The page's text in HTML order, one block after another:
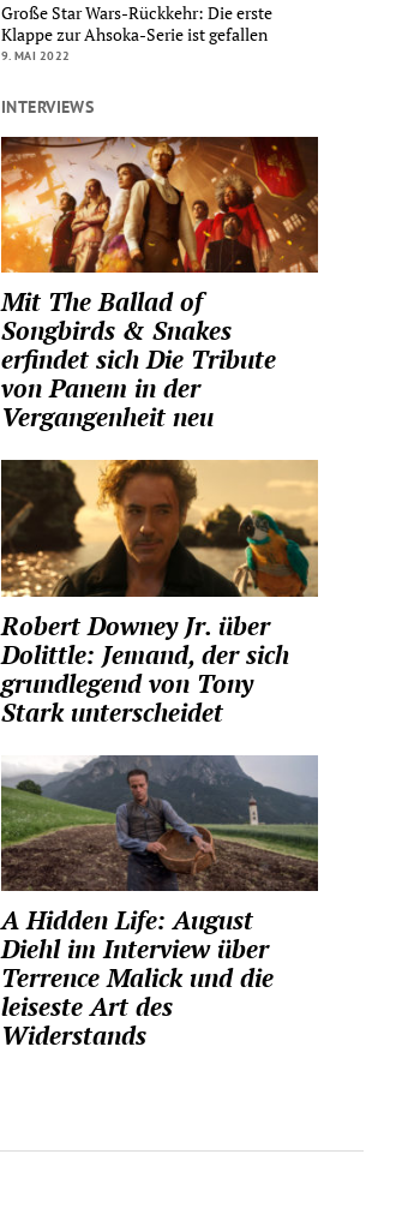
Große Star Wars-Rückkehr: Die erste
Klappe zur Ahsoka-Serie ist gefallen
9. MAI 2022
INTERVIEWS
Mit The Ballad of
Songbirds & Snakes
erfindet sich Die Tribute
von Panem in der
Vergangenheit neu
Robert Downey Jr. über
Dolittle: Jemand, der sich
grundlegend von Tony
Stark unterscheidet
A Hidden Life: August
Diehl im Interview über
Terrence Malick und die
leiseste Art des
Widerstands